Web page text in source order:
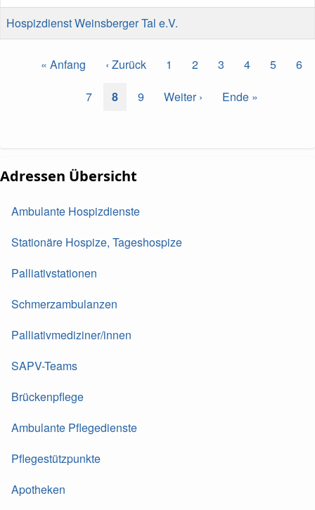
Hospizdienst Weinsberger Tal e.V.
Erste
« Anfang
Vorherige
‹ Zurück Page
1 Page
2 Page
3 Page
4 Page
5 6
Page
7
Aktuelle
8 Page
9
Nächste
Weiter ›
Letzte
Ende »
Adressen Übersicht
Ambulante Hospizdienste
Stationäre Hospize, Tageshospize
Palliativstationen
Schmerzambulanzen
Palliativmediziner/innen
SAPV-Teams
Brückenpflege
Ambulante Pflegedienste
Pflegestützpunkte
Apotheken